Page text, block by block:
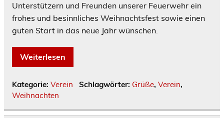
Unterstützern und Freunden unserer Feuerwehr ein
frohes und besinnliches Weihnachtsfest sowie einen
guten Start in das neue Jahr wünschen.
Weiterlesen
Kategorie: Verein Schlagwörter: Grüße, Verein,
Weihnachten